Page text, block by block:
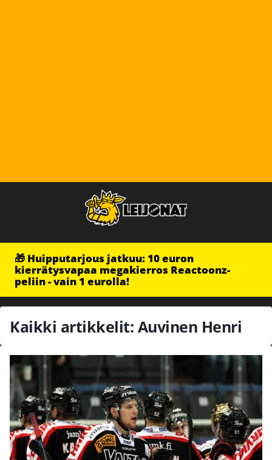
🎁 Huipputarjous jatkuu: 10 euron
kierrätysvapaa megakierros Reactoonz-
peliin - vain 1 eurolla!
Kaikki artikkelit: Auvinen Henri